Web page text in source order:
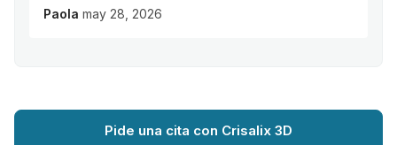
Paola may 28, 2026
Pide una cita con Crisalix 3D